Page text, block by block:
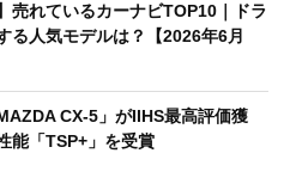
売れているカーナビTOP10｜ドラ
る人気モデルは？【2026年6月
CX-5」がIIHS最高評価獲
「TSP+」を受賞